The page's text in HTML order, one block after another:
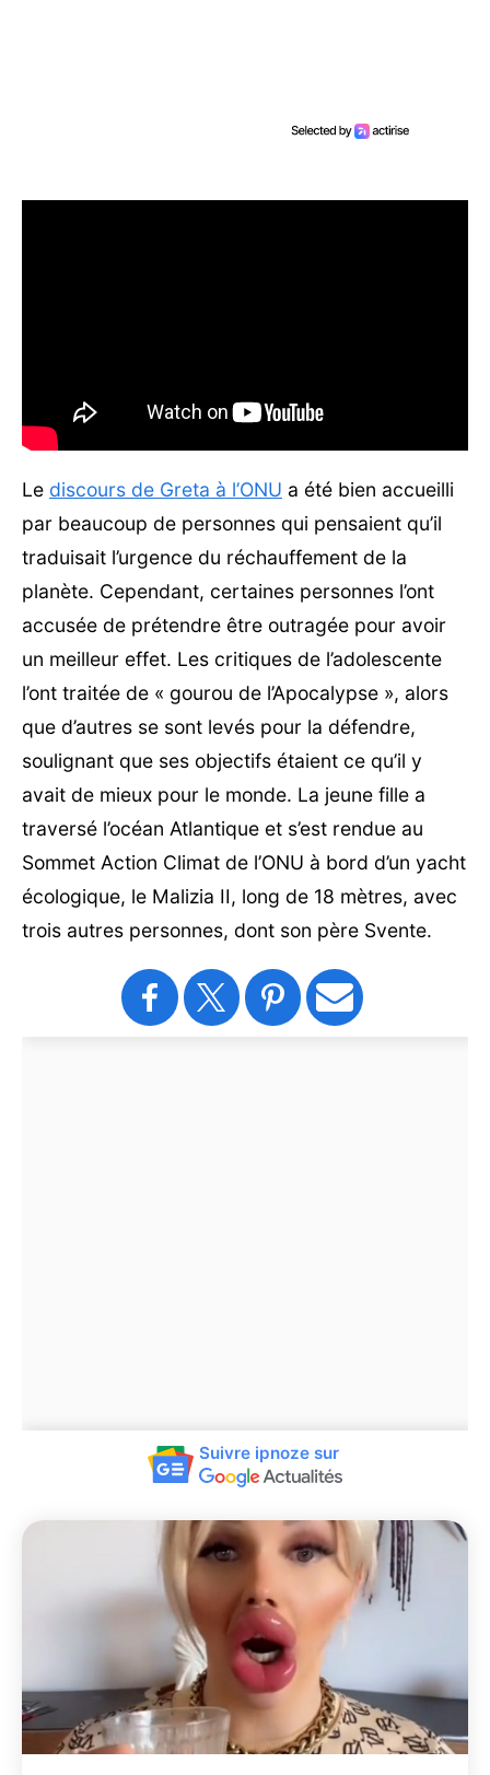
Le discours de Greta à l’ONU a été bien accueilli
par beaucoup de personnes qui pensaient qu’il
traduisait l’urgence du réchauffement de la
planète. Cependant, certaines personnes l’ont
accusée de prétendre être outragée pour avoir
un meilleur effet. Les critiques de l’adolescente
l’ont traitée de « gourou de l’Apocalypse », alors
que d’autres se sont levés pour la défendre,
soulignant que ses objectifs étaient ce qu’il y
avait de mieux pour le monde. La jeune fille a
traversé l’océan Atlantique et s’est rendue au
Sommet Action Climat de l’ONU à bord d’un yacht
écologique, le Malizia II, long de 18 mètres, avec
trois autres personnes, dont son père Svente.
Suivre ipnoze sur